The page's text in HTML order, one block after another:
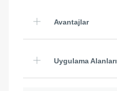
Avantajlar
Uygulama Alanları